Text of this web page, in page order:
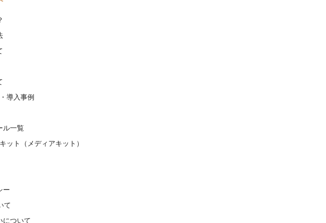
導入事例
ル一覧
ット（メディアキット）
ー
て
について